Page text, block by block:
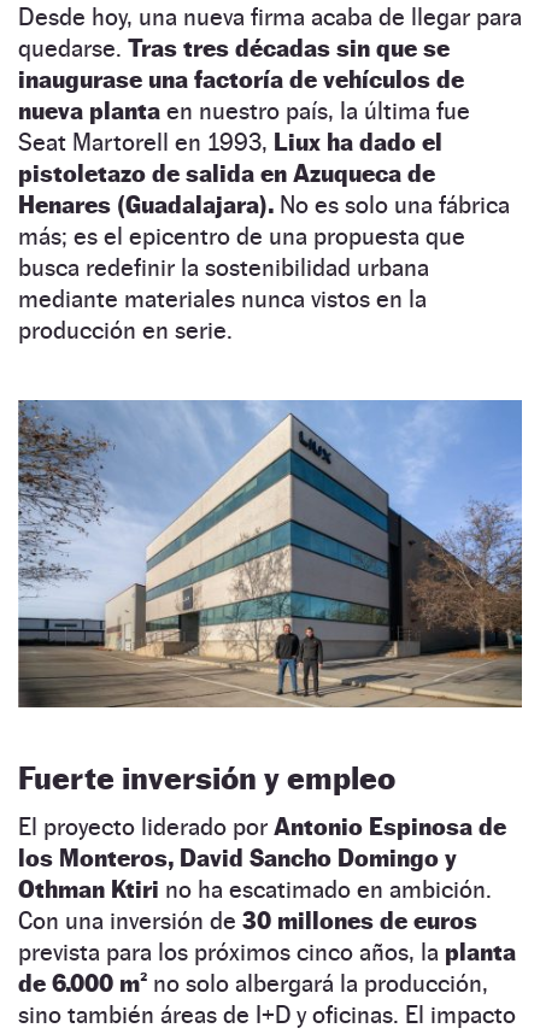
Desde hoy, una nueva firma acaba de llegar para
quedarse. Tras tres décadas sin que se
inaugurase una factoría de vehículos de
nueva planta en nuestro país, la última fue
Seat Martorell en 1993, Liux ha dado el
pistoletazo de salida en Azuqueca de
Henares (Guadalajara). No es solo una fábrica
más; es el epicentro de una propuesta que
busca redefinir la sostenibilidad urbana
mediante materiales nunca vistos en la
producción en serie.
Fuerte inversión y empleo
El proyecto liderado por Antonio Espinosa de
los Monteros, David Sancho Domingo y
Othman Ktiri no ha escatimado en ambición.
Con una inversión de 30 millones de euros
prevista para los próximos cinco años, la planta
de 6.000 m² no solo albergará la producción,
sino también áreas de I+D y oficinas. El impacto